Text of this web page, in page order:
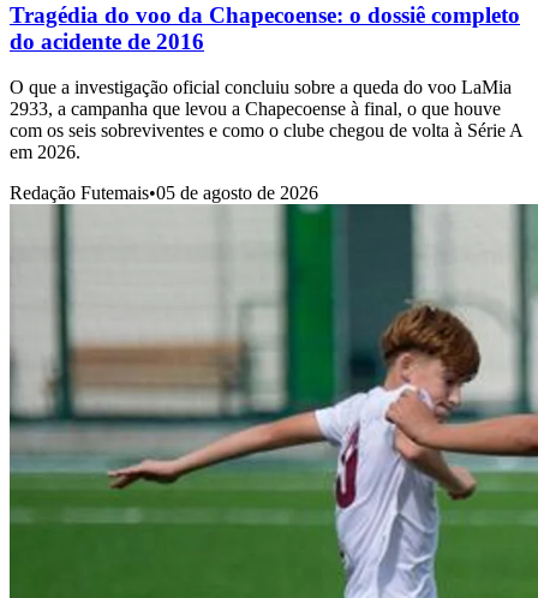
Tragédia do voo da Chapecoense: o dossiê completo
do acidente de 2016
O que a investigação oficial concluiu sobre a queda do voo LaMia
2933, a campanha que levou a Chapecoense à final, o que houve
com os seis sobreviventes e como o clube chegou de volta à Série A
em 2026.
Redação Futemais•05 de agosto de 2026